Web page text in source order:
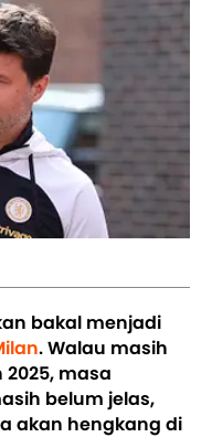
bakal menjadi
. Walau masih
masa
belum jelas,
akan hengkang di